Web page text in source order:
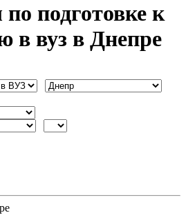
подготовке к
в вуз в Днепре